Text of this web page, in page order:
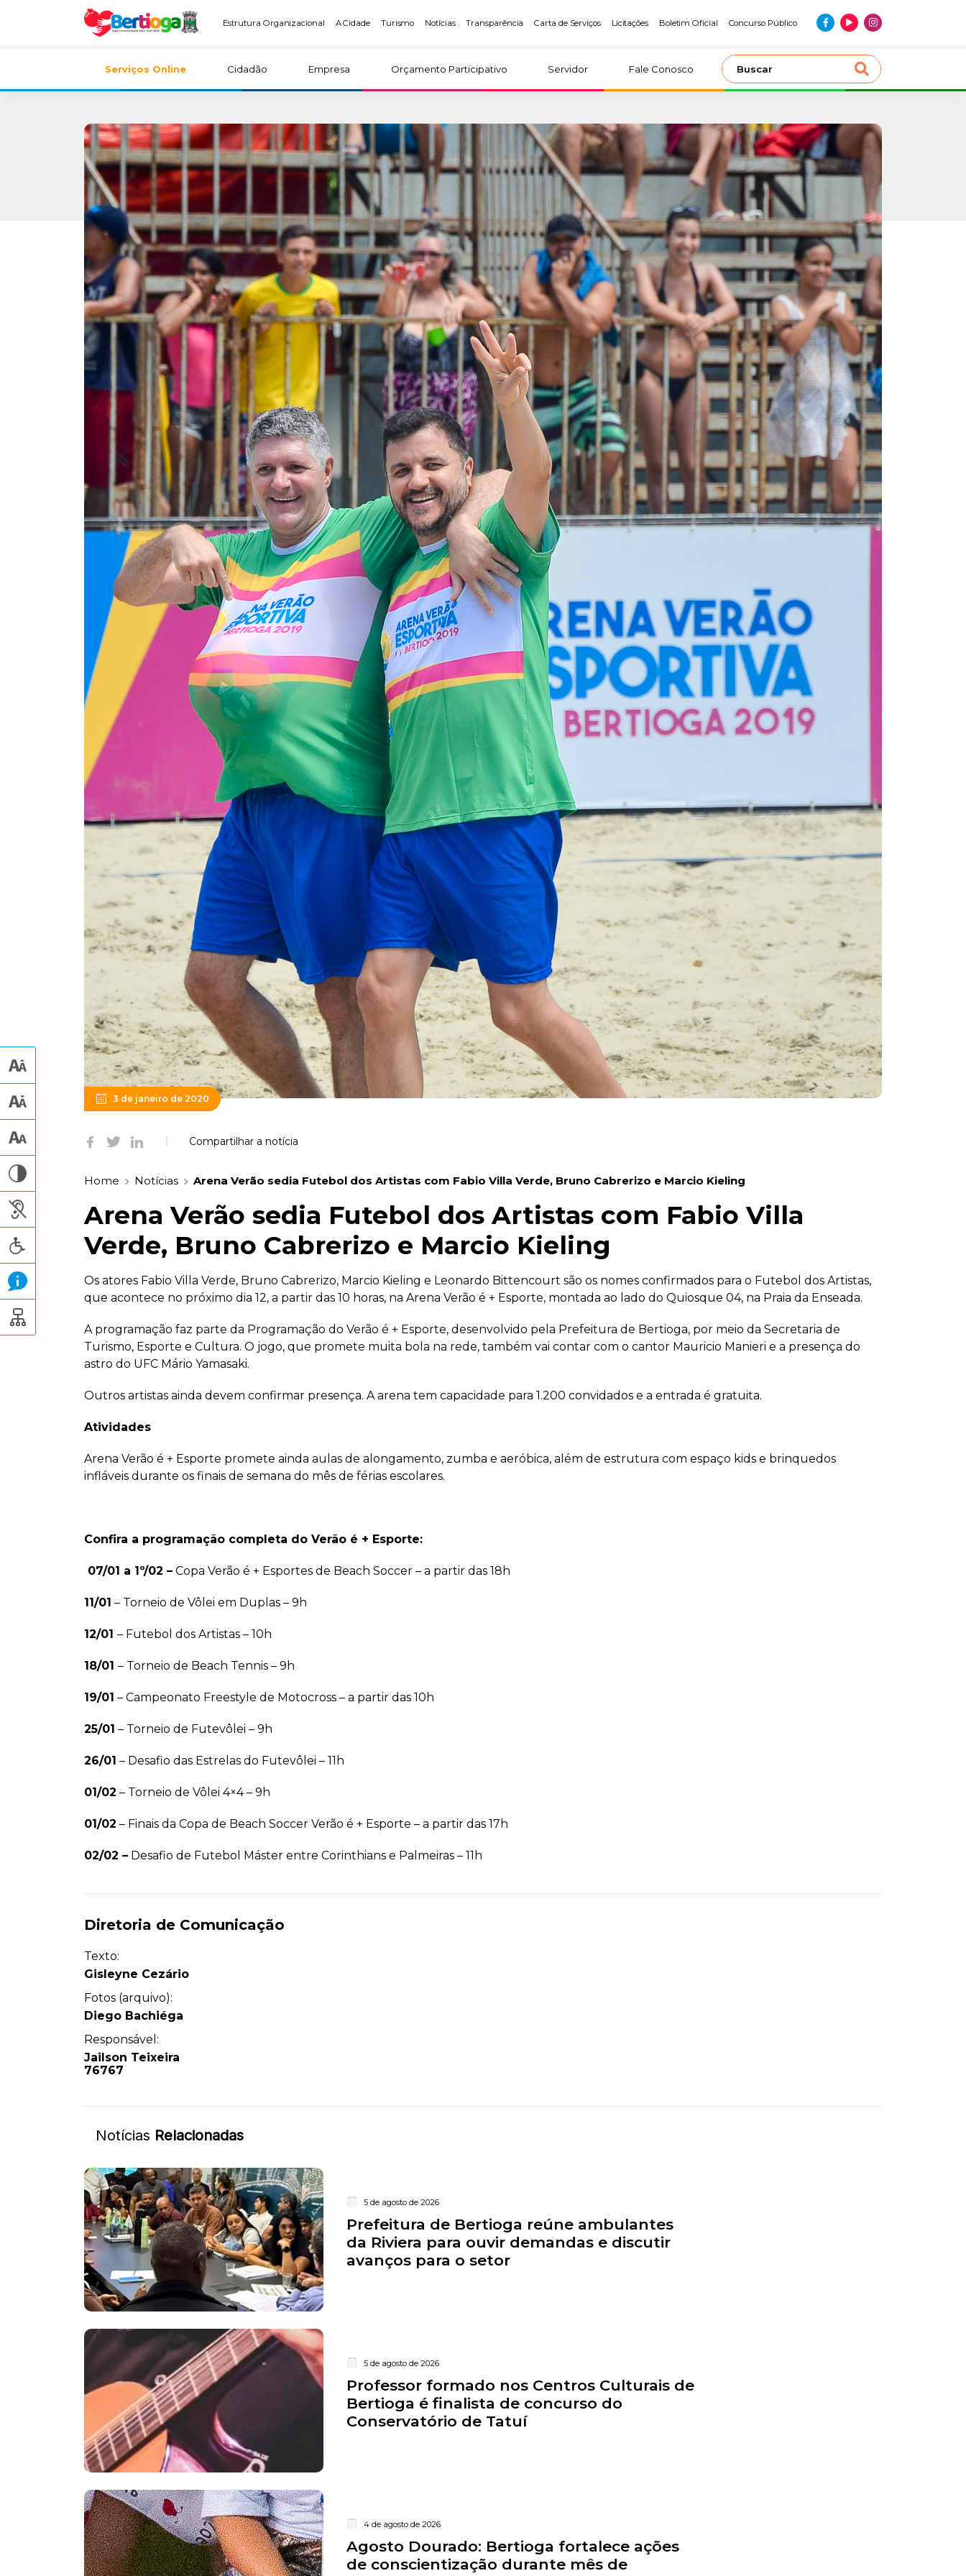
Estrutura Organizacional A Cidade Turismo Notícias Transparência Carta de Serviços Licitações Boletim Oficial Concurso Público
Serviços Online Cidadão Empresa Orçamento Participativo Servidor Fale Conosco
3 de janeiro de 2020
Compartilhar a notícia
Home Notícias Arena Verão sedia Futebol dos Artistas com Fabio Villa Verde, Bruno Cabrerizo e Marcio Kieling
Arena Verão sedia Futebol dos Artistas com Fabio Villa
Verde, Bruno Cabrerizo e Marcio Kieling
Os atores Fabio Villa Verde, Bruno Cabrerizo, Marcio Kieling e Leonardo Bittencourt são os nomes confirmados para o Futebol dos Artistas,
que acontece no próximo dia 12, a partir das 10 horas, na Arena Verão é + Esporte, montada ao lado do Quiosque 04, na Praia da Enseada.
A programação faz parte da Programação do Verão é + Esporte, desenvolvido pela Prefeitura de Bertioga, por meio da Secretaria de
Turismo, Esporte e Cultura. O jogo, que promete muita bola na rede, também vai contar com o cantor Mauricio Manieri e a presença do
astro do UFC Mário Yamasaki.
Outros artistas ainda devem confirmar presença. A arena tem capacidade para 1.200 convidados e a entrada é gratuita.
Atividades
Arena Verão é + Esporte promete ainda aulas de alongamento, zumba e aeróbica, além de estrutura com espaço kids e brinquedos
infláveis durante os finais de semana do mês de férias escolares.
Confira a programação completa do Verão é + Esporte:
07/01 a 1º/02 – Copa Verão é + Esportes de Beach Soccer – a partir das 18h
11/01 – Torneio de Vôlei em Duplas – 9h
12/01 – Futebol dos Artistas – 10h
18/01 – Torneio de Beach Tennis – 9h
19/01 – Campeonato Freestyle de Motocross – a partir das 10h
25/01 – Torneio de Futevôlei – 9h
26/01 – Desafio das Estrelas do Futevôlei – 11h
01/02 – Torneio de Vôlei 4×4 – 9h
01/02 – Finais da Copa de Beach Soccer Verão é + Esporte – a partir das 17h
02/02 – Desafio de Futebol Máster entre Corinthians e Palmeiras – 11h
Diretoria de Comunicação
Texto:
Gisleyne Cezário
Fotos (arquivo):
Diego Bachiéga
Responsável:
Jailson Teixeira
76767
Notícias Relacionadas
5 de agosto de 2026
Prefeitura de Bertioga reúne ambulantes
da Riviera para ouvir demandas e discutir
avanços para o setor
5 de agosto de 2026
Professor formado nos Centros Culturais de
Bertioga é finalista de concurso do
Conservatório de Tatuí
4 de agosto de 2026
Agosto Dourado: Bertioga fortalece ações
de conscientização durante mês de